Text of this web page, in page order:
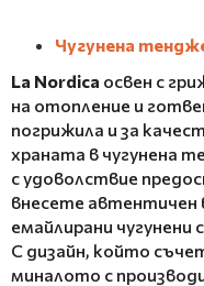
Чугунена
La Nordica освен с
на отопление и
погрижила и за
храната в чугунена
с удоволствие
внесете автентичен
емайлирани чугунени
С дизайн, който
миналото с